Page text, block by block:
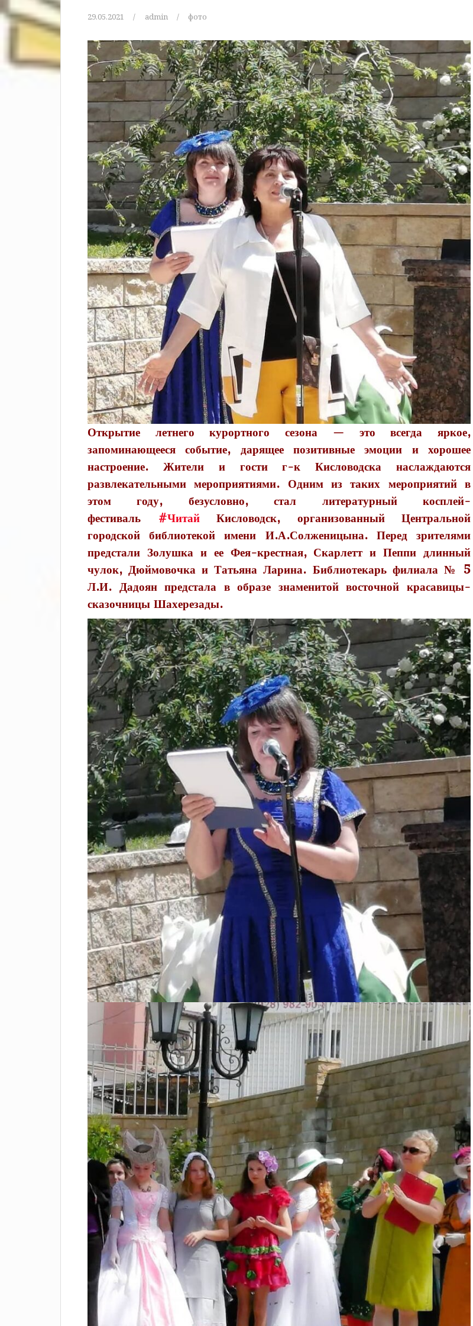
29.05.2021 admin фото
Открытие летнего курортного сезона — это всегда яркое,
запоминающееся событие, дарящее позитивные эмоции и хорошее
настроение. Жители и гости г-к Кисловодска наслаждаются
развлекательными мероприятиями. Одним из таких мероприятий в
этом году, безусловно, стал литературный косплей-
фестиваль
#ЧитайКисловодск, организованный Центральной
городской библиотекой имени И.А.Солженицына. Перед зрителями
предстали Золушка и ее Фея-крестная, Скарлетт и Пеппи длинный
чулок, Дюймовочка и Татьяна Ларина. Библиотекарь филиала № 5
Л.И. Дадоян предстала в образе знаменитой восточной красавицы-
сказочницы Шахерезады.